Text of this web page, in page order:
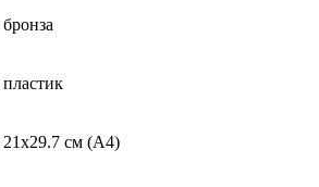
бронза
пластик
21х29.7 см (А4)